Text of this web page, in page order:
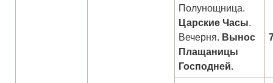
Полунощница.
Царские Часы.
Вечерня. Вынос
Плащаницы
Господней.